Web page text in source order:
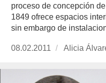
proceso de concepción
1849 ofrece espacios
sin embargo de
Publicado
08.02.2011 https://
Alicia